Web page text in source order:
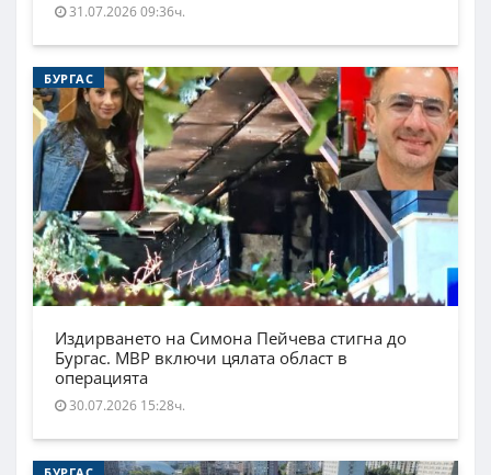
31.07.2026 09:36ч.
БУРГАС
Издирването на Симона Пейчева стигна до
Бургас. МВР включи цялата област в
операцията
30.07.2026 15:28ч.